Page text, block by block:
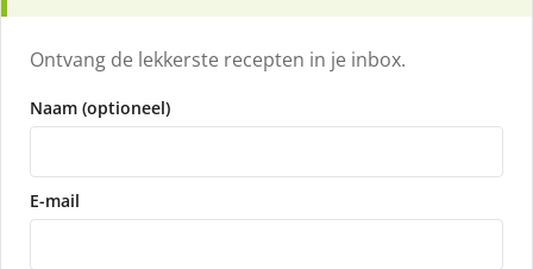
Ontvang de lekkerste recepten in je inbox.
Naam (optioneel)
E-mail